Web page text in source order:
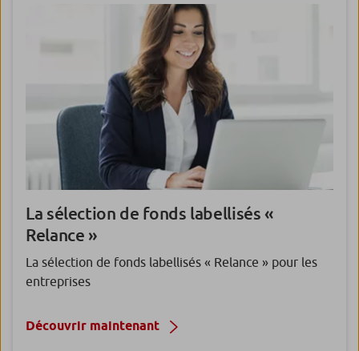
La sélection de fonds labellisés «
Relance »
La sélection de fonds labellisés « Relance » pour les
entreprises
Découvrir maintenant